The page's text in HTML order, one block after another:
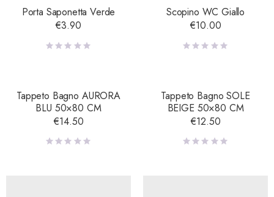
Porta Saponetta Verde
€3.90
Scopino WC Giallo
€10.00
Tappeto Bagno AURORA
BLU 50×80 CM
€14.50
Tappeto Bagno SOLE
BEIGE 50×80 CM
€12.50